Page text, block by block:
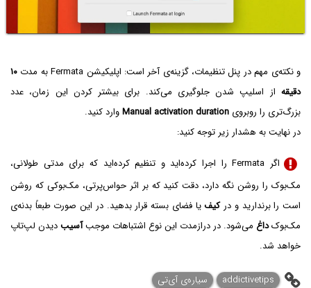
و نکته‌ی مهم در پنل تنظیمات، گزینه‌ی آخر است: اپلیکیشن Fermata به مدت
۱۰
دقیقه از اسلیپ شدن جلوگیری می‌کند. برای بیشتر کردن این زمان، عدد
بزرگ‌تری را روبروی Manual activation durationوارد کنید.
در نهایت به هشدار زیر توجه کنید:
اگر Fermata را اجرا کرده‌اید و تنظیم کرده‌اید که برای مدتی طولانی،
مک‌بوک را روشن نگه دارد، دقت کنید که بر اثر حواس‌پرتی، مک‌بوکی که روشن
است را برندارید و درکیفیا فضای بسته قرار بدهید. در این صورت طبعاً بدنه‌ی
مک‌بوکداغ می‌شود. در درازمدت این نوع اشتباهات موجبآسیبدیدن لپ‌تاپ
خواهد شد.
addictivetips سیاره‌ی ‌آی‌تی